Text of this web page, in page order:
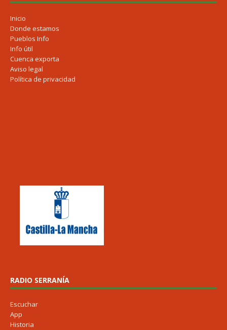
Inicio
Donde estamos
Pueblos Info
Info útil
Cuenca exporta
Aviso legal
Política de privacidad
RADIO SERRANÍA
Escuchar
App
Historia